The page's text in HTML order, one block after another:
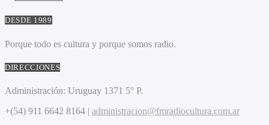
DESDE 1989
Porque todo es cultura y porque somos radio.
DIRECCIONES
Administración: Uruguay 1371 5° P.
+(54) 911 6642 8164 | administracion@fmradiocultura.com.ar